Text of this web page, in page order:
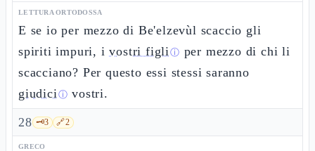
LETTURA ORTODOSSA
E se io per mezzo di Be'elzevùl scaccio gli
spiriti impuri, ivostri figliⓘ per mezzo di chi li
scacciano? Per questo essi stessi saranno
giudiciⓘ vostri.
28 🗝️3 🔗2
GRECO